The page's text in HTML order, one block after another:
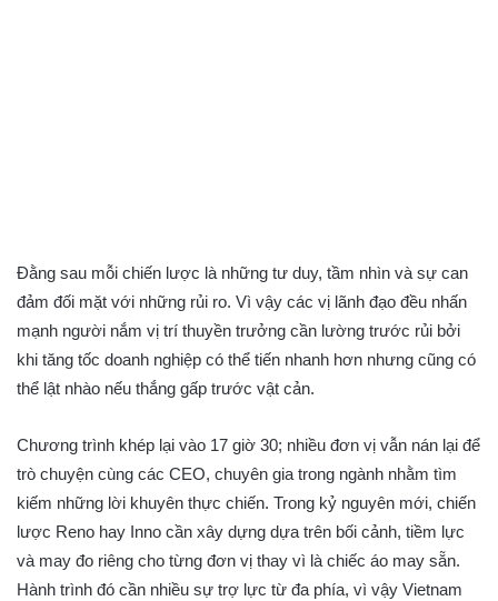
Đằng sau mỗi chiến lược là những tư duy, tầm nhìn và sự can
đảm đối mặt với những rủi ro. Vì vậy các vị lãnh đạo đều nhấn
mạnh người nắm vị trí thuyền trưởng cần lường trước rủi bởi
khi tăng tốc doanh nghiệp có thể tiến nhanh hơn nhưng cũng có
thể lật nhào nếu thắng gấp trước vật cản.
Chương trình khép lại vào 17 giờ 30; nhiều đơn vị vẫn nán lại để
trò chuyện cùng các CEO, chuyên gia trong ngành nhằm tìm
kiếm những lời khuyên thực chiến. Trong kỷ nguyên mới, chiến
lược Reno hay Inno cần xây dựng dựa trên bối cảnh, tiềm lực
và may đo riêng cho từng đơn vị thay vì là chiếc áo may sẵn.
Hành trình đó cần nhiều sự trợ lực từ đa phía, vì vậy Vietnam